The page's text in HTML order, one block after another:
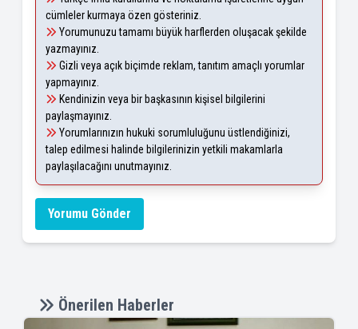
cümleler kurmaya özen gösteriniz.
Yorumunuzu tamamı büyük harflerden oluşacak şekilde
yazmayınız.
Gizli veya açık biçimde reklam, tanıtım amaçlı yorumlar
yapmayınız.
Kendinizin veya bir başkasının kişisel bilgilerini
paylaşmayınız.
Yorumlarınızın hukuki sorumluluğunu üstlendiğinizi,
talep edilmesi halinde bilgilerinizin yetkili makamlarla
paylaşılacağını unutmayınız.
Yorumu Gönder
Önerilen Haberler